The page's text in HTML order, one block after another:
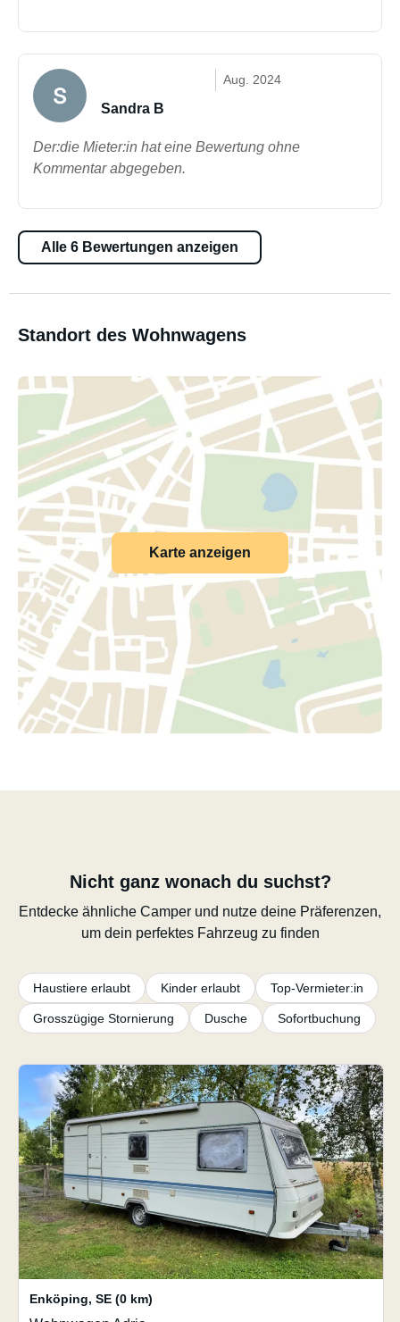
Aug. 2024
Sandra B
Der:die Mieter:in hat eine Bewertung ohne
Kommentar abgegeben.
Alle 6 Bewertungen anzeigen
Standort des Wohnwagens
Karte anzeigen
Nicht ganz wonach du suchst?
Entdecke ähnliche Camper und nutze deine Präferenzen,
um dein perfektes Fahrzeug zu finden
Haustiere erlaubt Kinder erlaubt Top-Vermieter:in
Grosszügige Stornierung Dusche Sofortbuchung
Enköping, SE (0 km)